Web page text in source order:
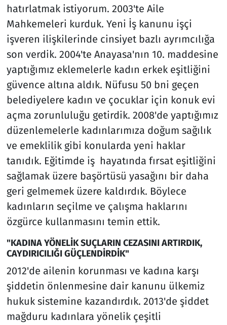
hatırlatmak istiyorum. 2003'te Aile
Mahkemeleri kurduk. Yeni İş kanunu işçi
işveren ilişkilerinde cinsiyet bazlı ayrımcılığa
son verdik. 2004'te Anayasa'nın 10. maddesine
yaptığımız eklemelerle kadın erkek eşitliğini
güvence altına aldık. Nüfusu 50 bni geçen
belediyelere kadın ve çocuklar için konuk evi
açma zorunluluğu getirdik. 2008'de yaptığımız
düzenlemelerle kadınlarımıza doğum sağılık
ve emeklilik gibi konularda yeni haklar
tanıdık. Eğitimde iş hayatında fırsat eşitliğini
sağlamak üzere başörtüsü yasağını bir daha
geri gelmemek üzere kaldırdık. Böylece
kadınların seçilme ve çalışma haklarını
özgürce kullanmasını temin ettik.
"KADINA YÖNELİK SUÇLARIN CEZASINI ARTIRDIK,
CAYDIRICILIĞI GÜÇLENDİRDİK"
2012'de ailenin korunması ve kadına karşı
şiddetin önlenmesine dair kanunu ülkemiz
hukuk sistemine kazandırdık. 2013'de şiddet
mağduru kadınlara yönelik çeşitli